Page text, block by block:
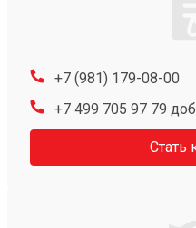
+7 (981) 179-08-00
+7 499 705 97 79
Стать